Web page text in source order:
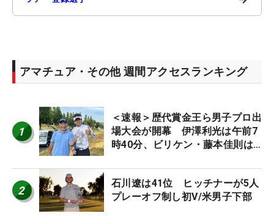
アマチュア・その他 週間アクセスランキング
1
＜速報＞歴代賞金王ら男子プロ出
場大会が開幕 伊澤利光は午前7
時40分、ビリケン・藤本佳則は
STAGE JOYX OPEN】
2
石川遼は41位 ヒッチナーが5人
プレーオフ制し初V/米男子下部